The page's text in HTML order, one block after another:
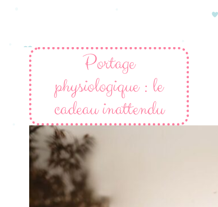
Portage
physiologique : le
cadeau inattendu